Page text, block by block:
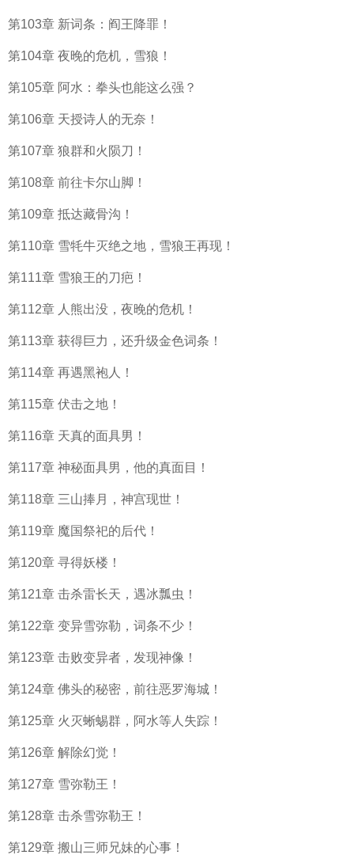
第103章 新词条：阎王降罪！
第104章 夜晚的危机，雪狼！
第105章 阿水：拳头也能这么强？
第106章 天授诗人的无奈！
第107章 狼群和火陨刀！
第108章 前往卡尔山脚！
第109章 抵达藏骨沟！
第110章 雪牦牛灭绝之地，雪狼王再现！
第111章 雪狼王的刀疤！
第112章 人熊出没，夜晚的危机！
第113章 获得巨力，还升级金色词条！
第114章 再遇黑袍人！
第115章 伏击之地！
第116章 天真的面具男！
第117章 神秘面具男，他的真面目！
第118章 三山捧月，神宫现世！
第119章 魔国祭祀的后代！
第120章 寻得妖楼！
第121章 击杀雷长天，遇冰瓢虫！
第122章 变异雪弥勒，词条不少！
第123章 击败变异者，发现神像！
第124章 佛头的秘密，前往恶罗海城！
第125章 火灭蜥蜴群，阿水等人失踪！
第126章 解除幻觉！
第127章 雪弥勒王！
第128章 击杀雪弥勒王！
第129章 搬山三师兄妹的心事！